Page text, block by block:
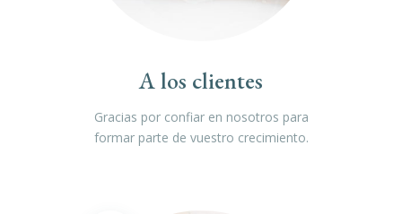
A los clientes
Gracias por confiar en nosotros para
formar parte de vuestro crecimiento.